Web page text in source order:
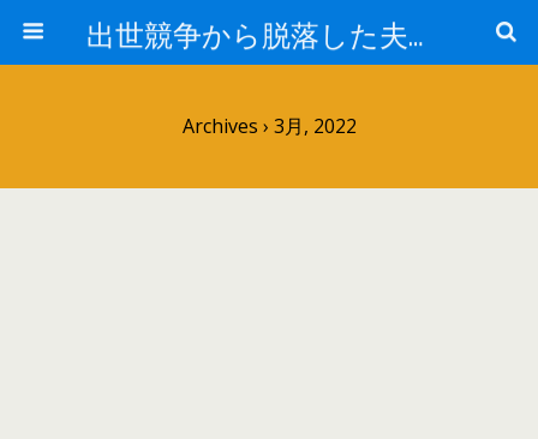
出世競争から脱落した夫と妻の日常
Archives › 3月, 2022